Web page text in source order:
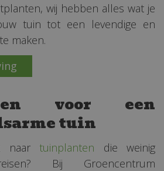
wij hebben alles wat je
tuin tot een levendige en
maken.
voor een
tuin
naar tuinplanten die weinig
Bij Groencentrum